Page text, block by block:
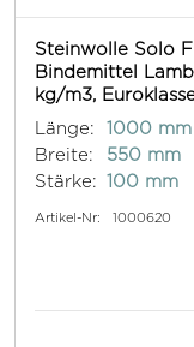
Steinwolle Solo
Bindemittel
kg/m3,
Länge:
1000 mm
Breite:
550 mm
Stärke: 100 mm
Artikel-Nr: 1000620